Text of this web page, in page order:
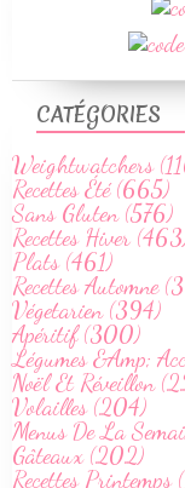
CATÉGORIES
Weightwatchers
Recettes Été (665)
Sans Gluten (576)
Recettes Hiver
Plats (461)
Recettes Automne
Végetarien (394)
Apéritif (300)
Légumes &Amp;
Noël Et Réveillon
Volailles (204)
Menus De La
Gâteaux (202)
Recettes Printemps